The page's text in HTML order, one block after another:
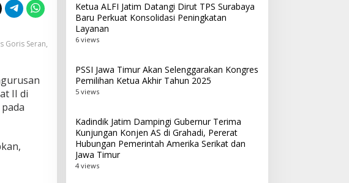
Goris Seran,
II di
Ketua ALFI Jatim Datangi Dirut TPS Surabaya
Baru Perkuat Konsolidasi Peningkatan
Layanan
6 views
PSSI Jawa Timur Akan Selenggarakan Kongres
Pemilihan Ketua Akhir Tahun 2025
5 views
Kadindik Jatim Dampingi Gubernur Terima
Kunjungan Konjen AS di Grahadi, Pererat
Hubungan Pemerintah Amerika Serikat dan
Jawa Timur
4 views